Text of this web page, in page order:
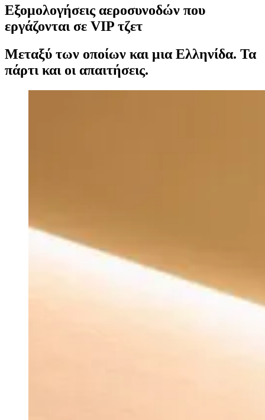
Εξομολογήσεις αεροσυνοδών που
εργάζονται σε VIP τζετ
Μεταξύ των οποίων και μια Ελληνίδα. Τα
πάρτι και οι απαιτήσεις.